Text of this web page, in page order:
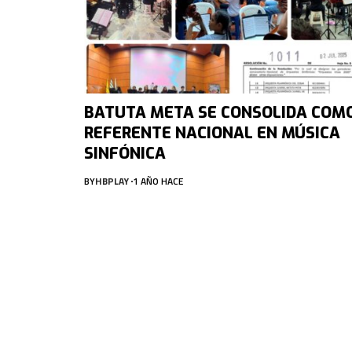
BATUTA META SE CONSOLIDA
REFERENTE NACIONAL EN MÚSICA
SINFÓNICA
BYHBPLAY 1 AÑO HACE